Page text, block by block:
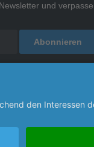
und
Abonnieren